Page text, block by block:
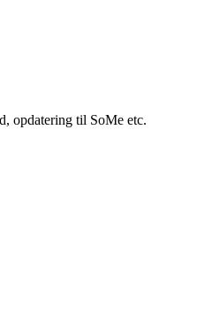
opdatering til SoMe etc.